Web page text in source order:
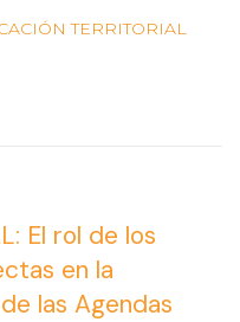
TERRITORIAL
El rol de los
en la
las Agendas